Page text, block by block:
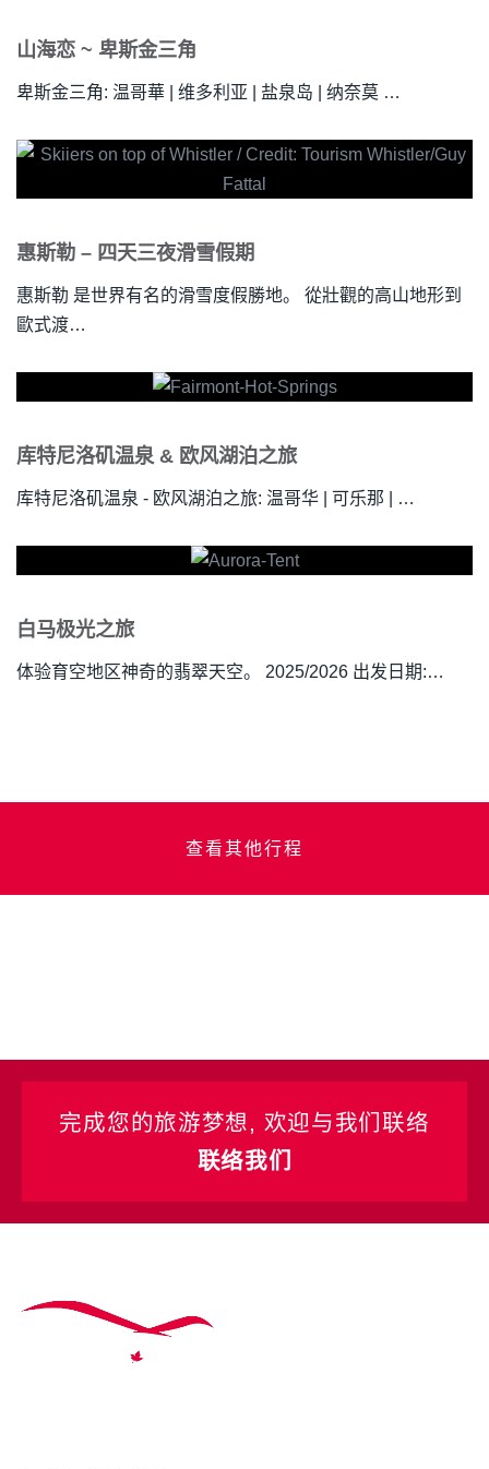
山海恋 ~ 卑斯金三角
卑斯金三角: 温哥華 | 维多利亚 | 盐泉岛 | 纳奈莫 …
惠斯勒 – 四天三夜滑雪假期
惠斯勒 是世界有名的滑雪度假勝地。 從壯觀的高山地形到
歐式渡…
库特尼洛矶温泉 & 欧风湖泊之旅
库特尼洛矶温泉 - 欧风湖泊之旅: 温哥华 | 可乐那 | …
白马极光之旅
体验育空地区神奇的翡翠天空。 2025/2026 出发日期:…
查看其他行程
完成您的旅游梦想, 欢迎与我们联络
联络我们